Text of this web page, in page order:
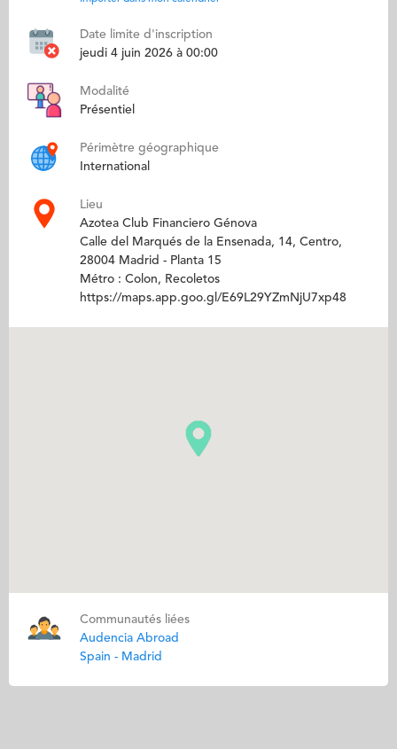
Date limite d'inscription
jeudi 4 juin 2026 à 00:00
Modalité
Présentiel
Périmètre géographique
International
Lieu
Azotea Club Financiero Génova
Calle del Marqués de la Ensenada, 14, Centro,
28004 Madrid - Planta 15
Métro : Colon, Recoletos
https://maps.app.goo.gl/E69L29YZmNjU7xp48
Communautés liées
Audencia Abroad
Spain - Madrid